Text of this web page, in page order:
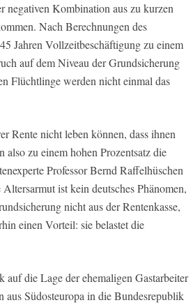
negativen Kombination aus zu kurzen
Nach Berechnungen des
Jahren Vollzeitbeschäftigung zu einem
auf dem Niveau der Grundsicherung
Flüchtlinge werden nicht einmal das
Rente nicht leben können, dass ihnen
zu einem hohen Prozentsatz die
Professor Bernd Raffelhüschen
ist kein deutsches Phänomen,
nicht aus der Rentenkasse,
einen Vorteil: sie belastet die
die Lage der ehemaligen Gastarbeiter
aus Südosteuropa in die Bundesrepublik